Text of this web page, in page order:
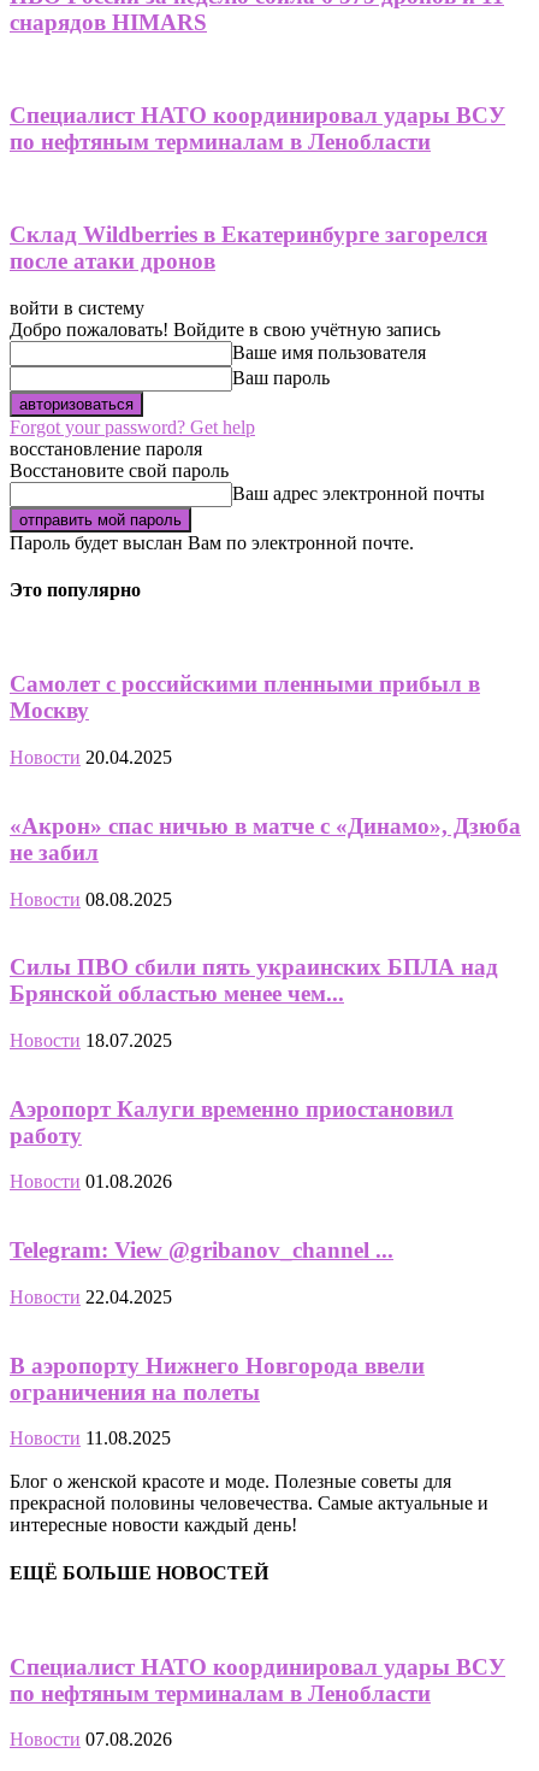
снарядов HIMARS
Специалист НАТО координировал удары ВСУ
по нефтяным терминалам в Ленобласти
Склад Wildberries в Екатеринбурге загорелся
после атаки дронов
войти в систему
Добро пожаловать! Войдите в свою учётную запись
Ваше имя пользователя
Ваш пароль
Forgot your password? Get help
восстановление пароля
Восстановите свой пароль
Ваш адрес электронной почты
Пароль будет выслан Вам по электронной почте.
Это популярно
Самолет с российскими пленными прибыл в
Москву
Новости 20.04.2025
«Акрон» спас ничью в матче с «Динамо», Дзюба
не забил
Новости 08.08.2025
Силы ПВО сбили пять украинских БПЛА над
Брянской областью менее чем...
Новости 18.07.2025
Аэропорт Калуги временно приостановил
работу
Новости 01.08.2026
Telegram: View @gribanov_channel ...
Новости 22.04.2025
В аэропорту Нижнего Новгорода ввели
ограничения на полеты
Новости 11.08.2025
Блог о женской красоте и моде. Полезные советы для
прекрасной половины человечества. Самые актуальные и
интересные новости каждый день!
ЕЩЁ БОЛЬШЕ НОВОСТЕЙ
Специалист НАТО координировал удары ВСУ
по нефтяным терминалам в Ленобласти
Новости 07.08.2026